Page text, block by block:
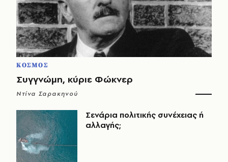
ΚΟΣΜΟΣ
Συγγνώμη, κύριε Φώκνερ
Ντίνα Σαρακηνού
Σενάρια πολιτικής συνέχειας ή
αλλαγής;